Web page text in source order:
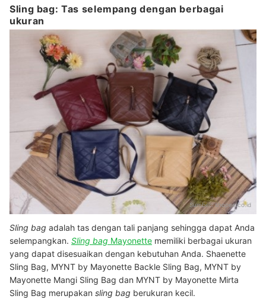
Sling bag: Tas selempang dengan berbagai
ukuran
Sumber:shopee.co.id
Sling bag adalah tas dengan tali panjang sehingga dapat Anda
selempangkan. Sling bag Mayonette memiliki berbagai ukuran
yang dapat disesuaikan dengan kebutuhan Anda. Shaenette
Sling Bag, MYNT by Mayonette Backle Sling Bag, MYNT by
Mayonette Mangi Sling Bag dan MYNT by Mayonette Mirta
Sling Bag merupakan sling bag berukuran kecil.